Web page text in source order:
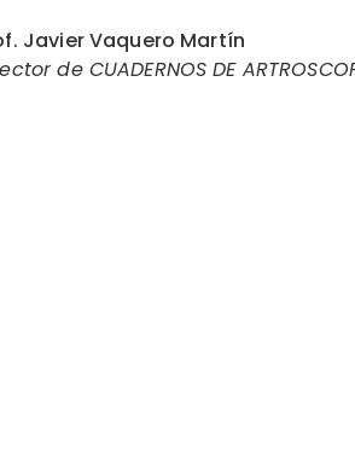
Javier Vaquero Martín
de CUADERNOS DE